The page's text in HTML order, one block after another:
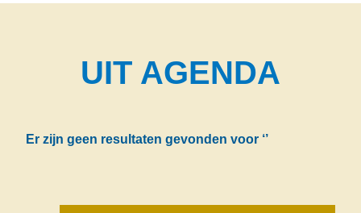
UIT AGENDA
Er zijn geen resultaten gevonden voor ‘’